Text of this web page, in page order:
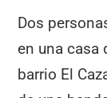
Dos
en una casa
barrio El